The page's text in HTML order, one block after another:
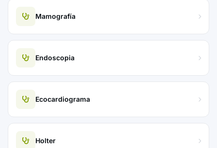
Mamografía
Endoscopia
Ecocardiograma
Holter